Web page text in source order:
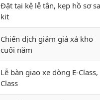
Đặt tại kệ lễ tân, kẹp hồ sơ
kit
Chiến dịch giảm giá xả kho
cuối năm
Lễ bàn giao xe dòng E-Class,
Class